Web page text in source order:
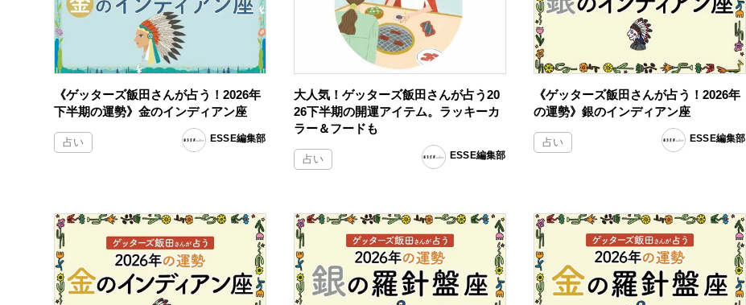
《ゲッターズ飯田さんが占う！2026年
下半期の運勢》金のインディアン座
占い ESSE編集部
大人気！ゲッターズ飯田さんが占う20
26下半期の開運アイテム。ラッキーカ
ラー＆フードも
占い ESSE編集部
《ゲッターズ飯田さんが占う！2026年
の運勢》銀のインディアン座
占い ESSE編集部